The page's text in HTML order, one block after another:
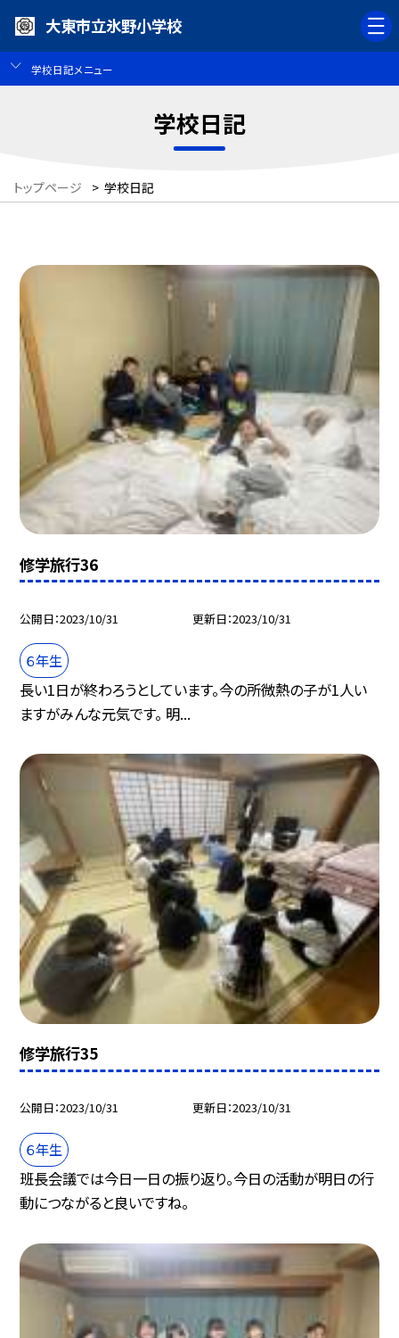
大東市立氷野小学校
学校日記メニュー
学校日記
トップページ > 学校日記
修学旅行36
公開日 2023/10/31 更新日 2023/10/31
６年生
長い1日が終わろうとしています。今の所微熱の子が1人い
ますがみんな元気です。 明...
修学旅行35
公開日 2023/10/31 更新日 2023/10/31
６年生
班長会議では今日一日の振り返り。今日の活動が明日の行
動につながると良いですね。